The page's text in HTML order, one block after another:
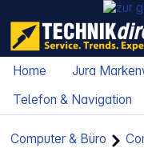
Home Jura
Telefon & Navigation
Computer & Büro